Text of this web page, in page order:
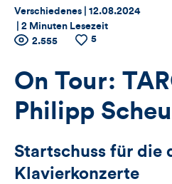
Thema:
Verschiedenes | Datum:
12.08.2024
2 Minuten Lesezeit
Zähler
für
Views,
Likes
und
Anzahl
Views
2.555
Anzahl
5
On Tour:
Philipp
Startschuss für die
Klavierkonzerte